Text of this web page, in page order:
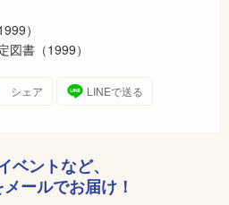
）
図書（1999）
シェア LINEで送る
ベントなど、
ールでお届け！